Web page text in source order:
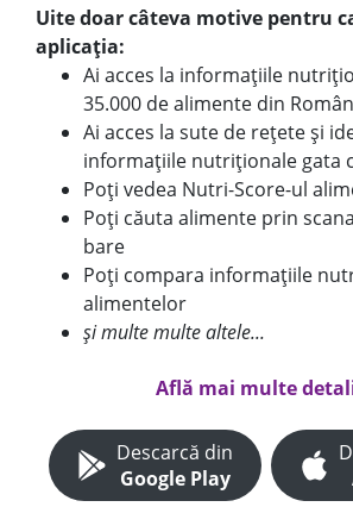
Uite doar câteva motive pentru
aplicația:
Ai acces la informațiile
35.000 de alimente din
Ai acces la sute de rețete și
informațiile nutriționale gata
Poți vedea Nutri-Score-ul
Poți căuta alimente prin
bare
Poți compara informațiile
alimentelor
și multe multe altele...
Află mai multe
Descarcă din
Google Play